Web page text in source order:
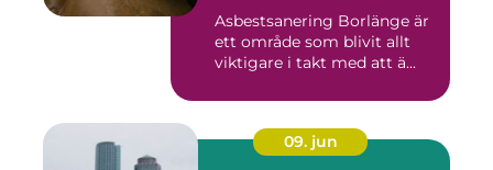
Asbestsanering Borlänge är
ett område som blivit allt
viktigare i takt med att ä...
09. jun